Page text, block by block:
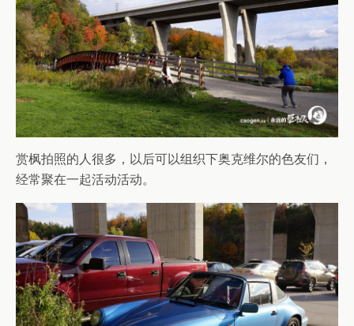
赏枫拍照的人很多，以后可以组织下奥克维尔的色友们，
经常聚在一起活动活动。